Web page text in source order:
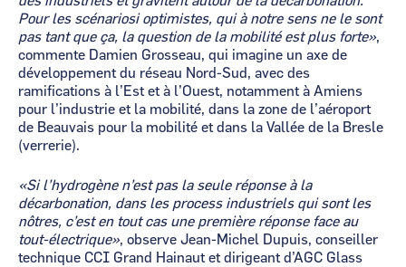
Pour les scénariosi optimistes, qui à notre sens ne le sont
pas tant que ça, la question de la mobilité est plus forte»,
commente Damien Grosseau, qui imagine un axe de
développement du réseau Nord-Sud, avec des
ramifications à l’Est et à l’Ouest, notamment à Amiens
pour l’industrie et la mobilité, dans la zone de l’aéroport
de Beauvais pour la mobilité et dans la Vallée de la Bresle
(verrerie).
«Si l’hydrogène n’est pas la seule réponse à la
décarbonation, dans les process industriels qui sont les
nôtres, c’est en tout cas une première réponse face au
tout-électrique», observe Jean-Michel Dupuis, conseiller
technique CCI Grand Hainaut et dirigeant d’AGC Glass